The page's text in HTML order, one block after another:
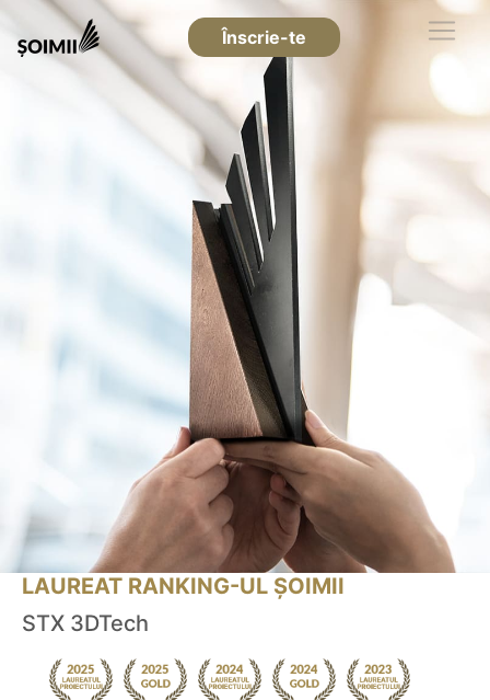
Înscrie-te
LAUREAT RANKING-UL ȘOIMII
STX 3DTech